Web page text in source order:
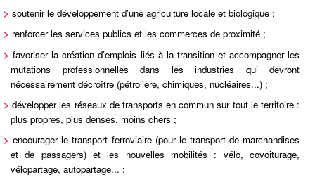
> soutenir le développement d’une agriculture locale et biologique ;
> renforcer les services publics et les commerces de proximité ;
> favoriser la création d’emplois liés à la transition et accompagner les
mutations professionnelles dans les industries qui devront
nécessairement décroître (pétrolière, chimiques, nucléaires...) ;
> développer les réseaux de transports en commun sur tout le territoire :
plus propres, plus denses, moins chers ;
> encourager le transport ferroviaire (pour le transport de marchandises
et de passagers) et les nouvelles mobilités : vélo, covoiturage,
vélopartage, autopartage... ;